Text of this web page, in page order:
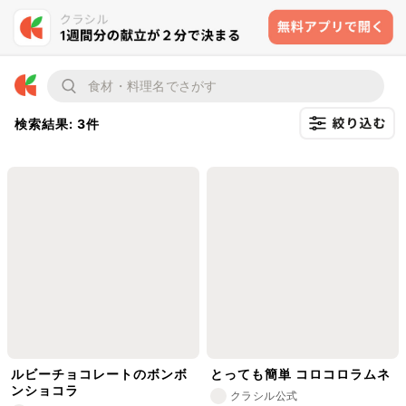
検索結果: 3件
ルビーチョコレートのボンボ
ンショコラ
とっても簡単 コロコロラムネ
クラシル公式